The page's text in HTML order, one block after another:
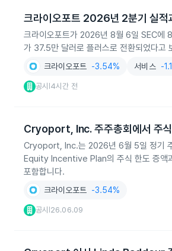
크라이오포트 2026년 2분기 실적
크라이오포트가 2026년 8월 6일 SEC에
가 37.5만 달러로 플러스로 전환되었다고
크라이오포트 -3.54% 서비스 -
공시 4시간 전
Cryoport, Inc. 주주총회에서 주식
Cryoport, Inc.는 2026년 6월 5일 정기
Equity Incentive Plan의 주식 한도 증액
포함합니다.
크라이오포트 -3.54%
공시 26.06.09